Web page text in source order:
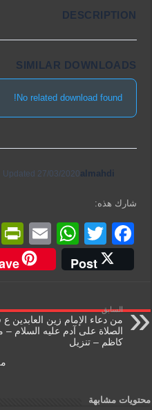
DESCRIPTION
SIMILAR DOWNLOADS
No related download found!
almahdi
Updated 27/03/2020
شارك هذه:
F
a
c
e
b
o
k
T
wi
tt
W
h
at
A
E
m
ail
Post
السابق
من دعاء الإمام زين العابدين
الصلاة على آدم عليه السلام –
كاظم – تنزيل
محتويات مشابهة